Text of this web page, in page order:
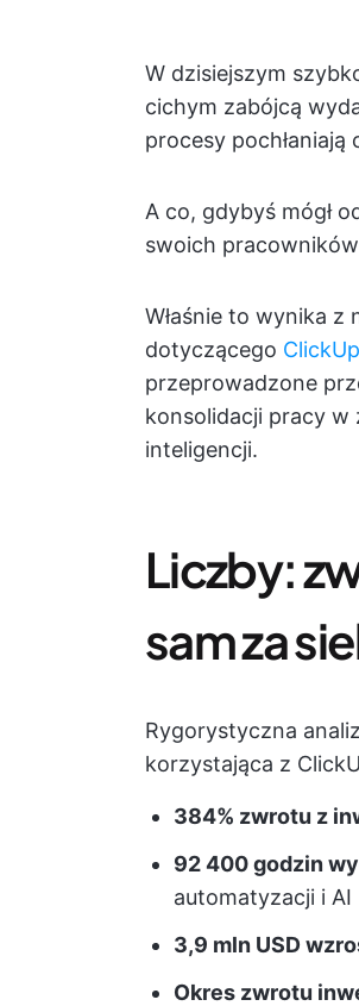
W dzisiejszym
cichym zabójcą
procesy pochłaniają
A co, gdybyś mógł
swoich
Właśnie to wynika z
dotyczącego ClickUp
przeprowadzone
konsolidacji pracy
inteligencji.
Liczby:
sam za
Rygorystyczna
korzystająca z
384% zwrotu z
92 400 godzin
automatyzacji i AI
3,9 mln USD
Okres zwrotu